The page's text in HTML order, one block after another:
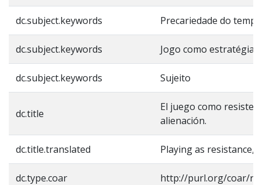
dc.subject.keywords Precariedade do tempo
dc.subject.keywords Jogo como estratégia
dc.subject.keywords Sujeito
dc.title
El juego como
alienación.
dc.title.translated Playing as resistance,
dc.type.coar http://purl.org/coar/